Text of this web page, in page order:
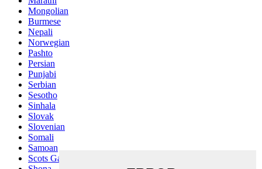
Mongolian
Burmese
Nepali
Norwegian
Pashto
Persian
Punjabi
Serbian
Sesotho
Sinhala
Slovak
Slovenian
Somali
Samoan
Scots Gaelic